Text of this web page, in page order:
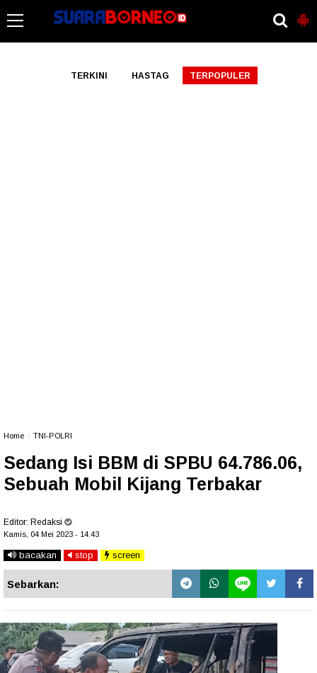
TERKINI HASTAG TERPOPULER
Home TNI-POLRI
Sedang Isi BBM di SPBU 64.786.06,
Sebuah Mobil Kijang Terbakar
Editor: Redaksi
Kamis, 04 Mei 2023 - 14.43
bacakan stop screen
Sebarkan: